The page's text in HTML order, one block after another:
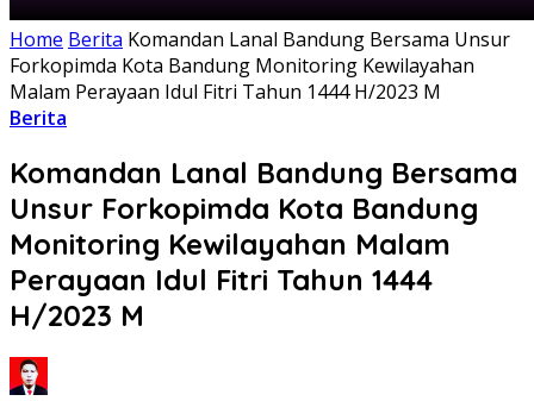
Home Berita Komandan Lanal Bandung Bersama Unsur
Forkopimda Kota Bandung Monitoring Kewilayahan
Malam Perayaan Idul Fitri Tahun 1444 H/2023 M
Berita
Komandan Lanal Bandung Bersama
Unsur Forkopimda Kota Bandung
Monitoring Kewilayahan Malam
Perayaan Idul Fitri Tahun 1444
H/2023 M